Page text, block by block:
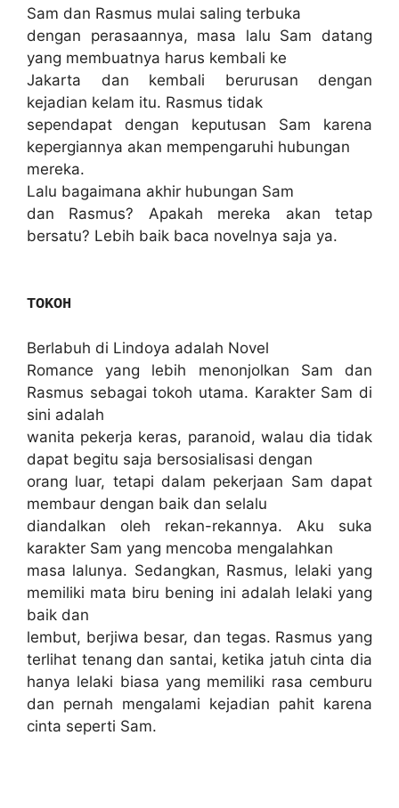
Sam dan Rasmus mulai saling terbuka
dengan perasaannya, masa lalu Sam datang
yang membuatnya harus kembali ke
Jakarta dan kembali berurusan dengan
kejadian kelam itu. Rasmus tidak
sependapat dengan keputusan Sam karena
kepergiannya akan mempengaruhi hubungan
mereka.
Lalu bagaimana akhir hubungan Sam
dan Rasmus? Apakah mereka akan tetap
bersatu? Lebih baik baca novelnya saja ya.
TOKOH
Berlabuh di Lindoya adalah Novel
Romance yang lebih menonjolkan Sam dan
Rasmus sebagai tokoh utama. Karakter Sam di
sini adalah
wanita pekerja keras, paranoid, walau dia tidak
dapat begitu saja bersosialisasi dengan
orang luar, tetapi dalam pekerjaan Sam dapat
membaur dengan baik dan selalu
diandalkan oleh rekan-rekannya. Aku suka
karakter Sam yang mencoba mengalahkan
masa lalunya. Sedangkan, Rasmus, lelaki yang
memiliki mata biru bening ini adalah lelaki yang
baik dan
lembut, berjiwa besar, dan tegas. Rasmus yang
terlihat tenang dan santai, ketika jatuh cinta dia
hanya lelaki biasa yang memiliki rasa cemburu
dan pernah mengalami kejadian pahit karena
cinta seperti Sam.